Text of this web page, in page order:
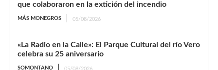
que colaboraron en la extición del incendio
MÁS MONEGROS 05/08/2026
«La Radio en la Calle»: El Parque Cultural del río Vero
celebra su 25 aniversario
SOMONTANO 05/08/2026